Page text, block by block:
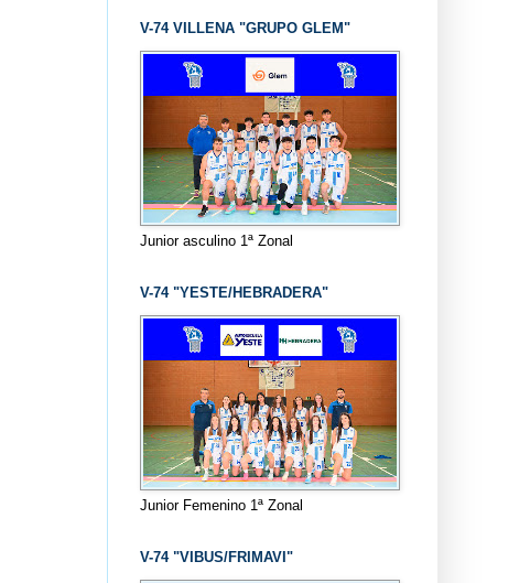
V-74 VILLENA "GRUPO GLEM"
Junior asculino 1ª Zonal
V-74 "YESTE/HEBRADERA"
Junior Femenino 1ª Zonal
V-74 "VIBUS/FRIMAVI"